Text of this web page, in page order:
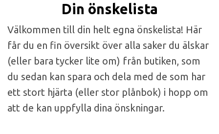
Din önskelista
Välkommen till din helt egna önskelista! Här
får du en fin översikt över alla saker du älskar
(eller bara tycker lite om) från butiken, som
du sedan kan spara och dela med de som har
ett stort hjärta (eller stor plånbok) i hopp om
att de kan uppfylla dina önskningar.